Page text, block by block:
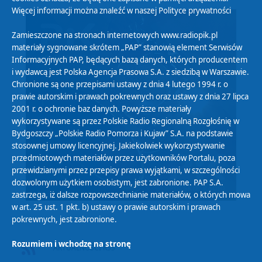
AKTUALNOŚCI RSS
Więcej informacji można znaleźć w naszej Polityce prywatności
Zamieszczone na stronach internetowych www.radiopik.pl
materiały sygnowane skrótem „PAP” stanowią element Serwisów
Informacyjnych PAP, będących bazą danych, których producentem
i wydawcą jest Polska Agencja Prasowa S.A. z siedzibą w Warszawie.
Chronione są one przepisami ustawy z dnia 4 lutego 1994 r. o
prawie autorskim i prawach pokrewnych oraz ustawy z dnia 27 lipca
2001 r. o ochronie baz danych. Powyższe materiały
wykorzystywane są przez Polskie Radio Regionalną Rozgłośnię w
Bydgoszczy „Polskie Radio Pomorza i Kujaw” S.A. na podstawie
stosownej umowy licencyjnej. Jakiekolwiek wykorzystywanie
przedmiotowych materiałów przez użytkowników Portalu, poza
przewidzianymi przez przepisy prawa wyjątkami, w szczególności
dozwolonym użytkiem osobistym, jest zabronione. PAP S.A.
zastrzega, iż dalsze rozpowszechnianie materiałów, o których mowa
w art. 25 ust. 1 pkt. b) ustawy o prawie autorskim i prawach
pokrewnych, jest zabronione.
Rozumiem i wchodzę na stronę